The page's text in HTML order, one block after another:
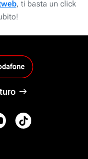
, ti basta un click